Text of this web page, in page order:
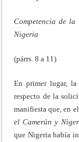
Competencia de
Nigeria
(párrs. 8 a 11)
En primer lugar,
respecto de la
manifiesta que, en
el Camerún y
que Nigeria había